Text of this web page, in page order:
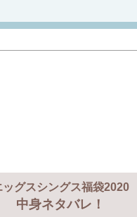
ッグスシングス福袋2020
中身ネタバレ！